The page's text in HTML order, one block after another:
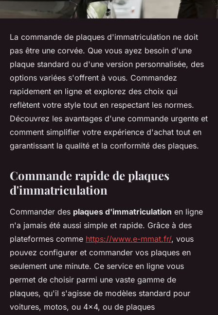
La commande de plaques d'immatriculation ne doit
pas être une corvée. Que vous ayez besoin d'une
plaque standard ou d'une version personnalisée, des
options variées s'offrent à vous. Commandez
rapidement en ligne et explorez des choix qui
reflètent votre style tout en respectant les normes.
Découvrez les avantages d'une commande urgente et
comment simplifier votre expérience d'achat tout en
garantissant la qualité et la conformité des plaques.
Commande rapide de plaques
d'immatriculation
Commander des plaques d'immatriculation en ligne
n'a jamais été aussi simple et rapide. Grâce à des
plateformes comme https://www.e-mmat.fr/, vous
pouvez configurer et commander vos plaques en
seulement une minute. Ce service en ligne vous
permet de choisir parmi une vaste gamme de
plaques, qu'il s'agisse de modèles standard pour
voitures, motos, ou 4x4, ou de plaques